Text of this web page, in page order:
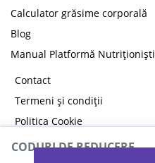
Calculator grăsime corporală
Blog
Manual Platformă Nutriționiști
Contact
Termeni și condiții
Politica Cookie
Politica de confidențialitate
CODURI DE REDUCERE